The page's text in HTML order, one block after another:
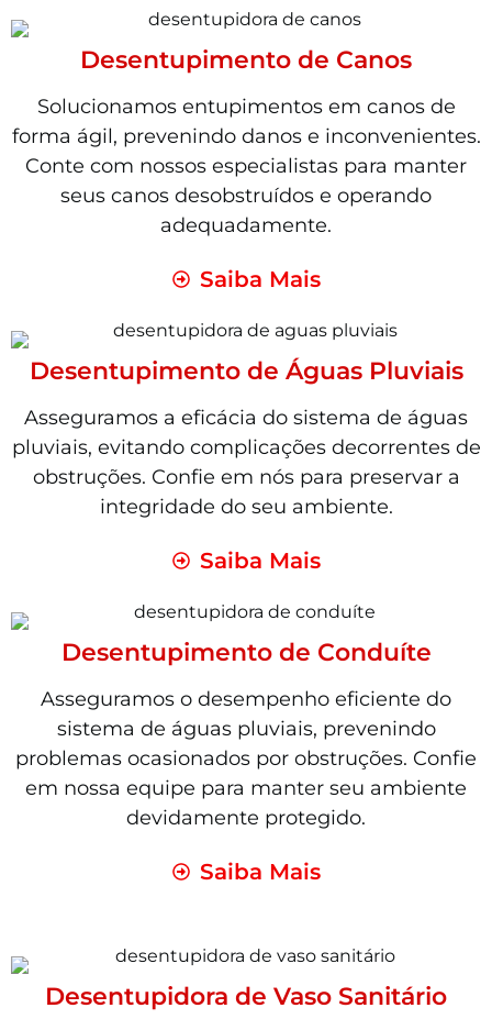
Desentupimento de Canos
Solucionamos entupimentos em canos de
forma ágil, prevenindo danos e inconvenientes.
Conte com nossos especialistas para manter
seus canos desobstruídos e operando
adequadamente.
Saiba Mais
Desentupimento de Águas Pluviais
Asseguramos a eficácia do sistema de águas
pluviais, evitando complicações decorrentes de
obstruções. Confie em nós para preservar a
integridade do seu ambiente.
Saiba Mais
Desentupimento de Conduíte
Asseguramos o desempenho eficiente do
sistema de águas pluviais, prevenindo
problemas ocasionados por obstruções. Confie
em nossa equipe para manter seu ambiente
devidamente protegido.
Saiba Mais
Desentupidora de Vaso Sanitário